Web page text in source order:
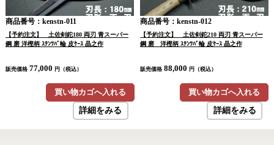
商品番号：kenstn-011
【予約注文】 土佐剣鉈180 両刃 青スーパー
鋼 磨 洋樫柄 ｽﾃﾝﾂﾊﾞ輪 皮ｹｰｽ 晶之作
販売価格 77,000 円（税込）
買い物カゴへ入れる
詳細をみる
商品番号：kenstn-012
【予約注文】 土佐剣鉈210 両刃 青スーパー
鋼 磨 洋樫柄 ｽﾃﾝﾂﾊﾞ輪 皮ｹｰｽ 晶之作
販売価格 88,000 円（税込）
買い物カゴへ入れる
詳細をみる